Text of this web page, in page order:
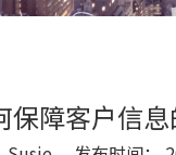
障客户信息